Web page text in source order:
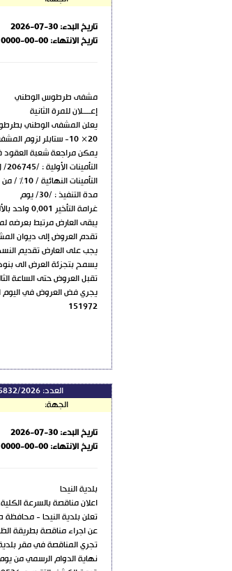
تاريخ البدء:2026-07-30
تاريخ الانتهاء:0000-00-00
مشفى طرطوس الوطني
إعــــلان للمرة الثانية
20× 10- ستابلر لزوم المشفى
يمكن مراجعة شعبة العقود
التأمينات الأولية : /206745/ ل.س
التأمينات النهائية / 10% / من قيمة الإحالة
مدة التنفيذ : /30/ يوم
غرامة التأخير 0,001 واحد بالألف عن كل يوم تأخير على ألا تتجاوز قيمة غرامات التأخير20 %من قيمة العقد الإجمالية
يبقى العارض مرتبط بعرضه
تقدم العروض إلى ديوان المشفى
يجب على العارض تقديم
يسمح بتجزئة العرض الى
تقبل العروض حتى الساعة الثالثة
يجري فض العروض في اليوم
151972
العدد:
الجهة:
تاريخ البدء:2026-07-30
تاريخ الانتهاء:0000-00-00
بلدية النيحا
اعلان مناقصة بالسرعة الكلية
تعلن بلدية النيحا -
عن اجراء مناقصة بطريقة
تجري المناقصة في مقر بلدية النيحا
نهاية الدوام الرسمي من يوم